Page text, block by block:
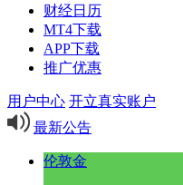
财经日历
MT4下载
APP下载
推广优惠
用户中心 开立真实账户
最新公告
伦敦金